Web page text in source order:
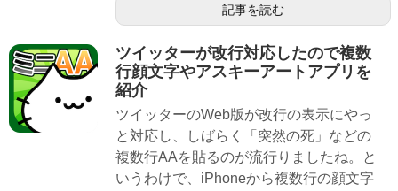
記事を読む
ツイッターが改行対応したので複数
行顔文字やアスキーアートアプリを
紹介
ツイッターのWeb版が改行の表示にやっ
と対応し、しばらく「突然の死」などの
複数行AAを貼るのが流行りましたね。と
いうわけで、iPhoneから複数行の顔文字